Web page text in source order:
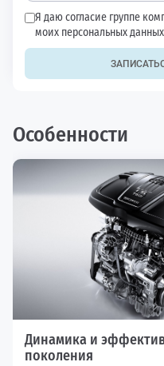
Я даю согласие группе
моих персональных
Особенности
Динамика и
поколения